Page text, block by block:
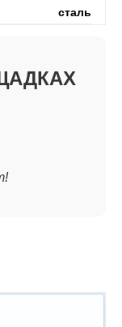
сталь